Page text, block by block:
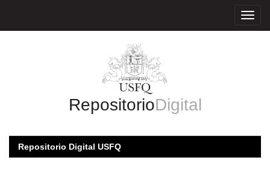
RepositorioDigital
Repositorio Digital USFQ